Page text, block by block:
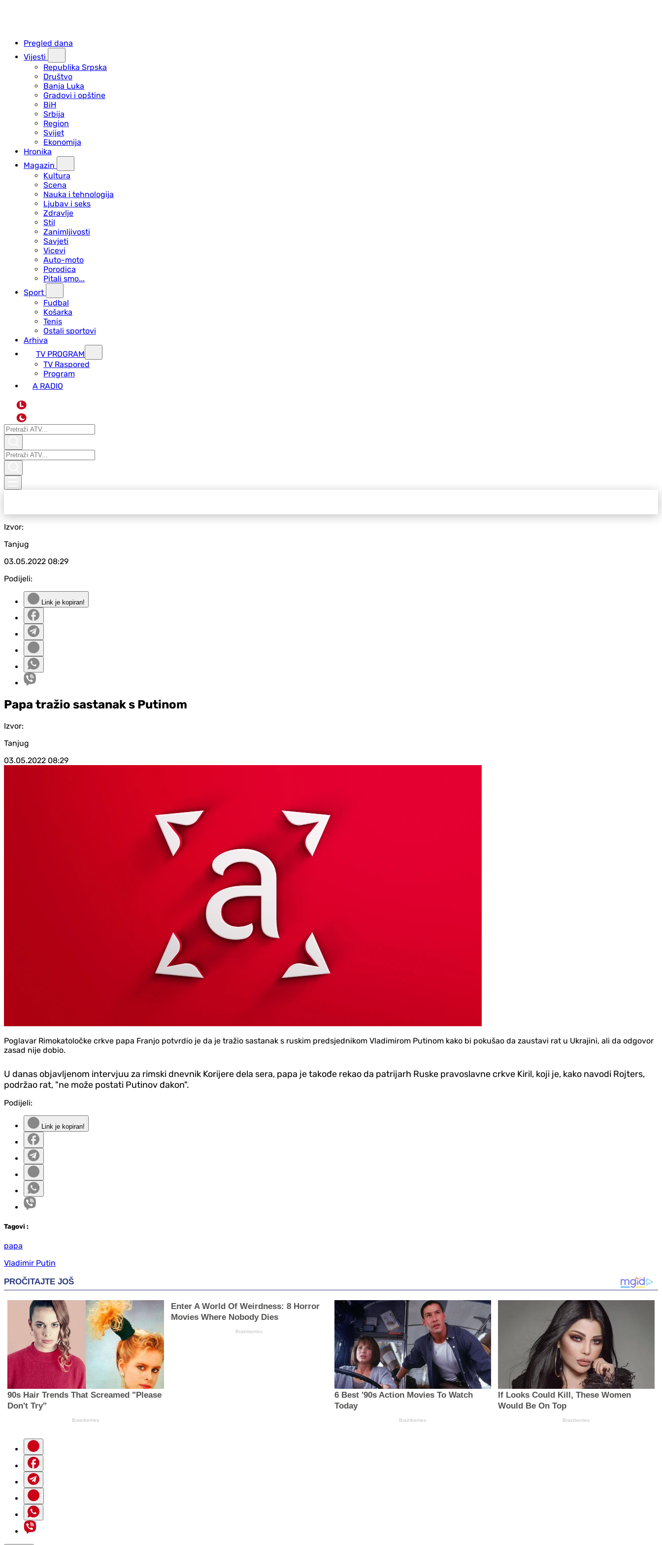
Pregled dana
Vijesti
Republika Srpska
Društvo
Banja Luka
Gradovi i opštine
BiH
Srbija
Region
Svijet
Ekonomija
Hronika
Magazin
Kultura
Scena
Nauka i tehnologija
Ljubav i seks
Zdravlje
Stil
Zanimljivosti
Savjeti
Vicevi
Auto-moto
Porodica
Pitali smo...
Sport
Fudbal
Košarka
Tenis
Ostali sportovi
Arhiva
TV PROGRAM
ТV Raspored
Program
A RADIO
L
Izvor:
Tanjug
03.05.2022 08:29
Podijeli:
Link je kopiran!
Papa tražio sastanak s Putinom
Izvor:
Tanjug
03.05.2022 08:29
Poglavar Rimokatoločke crkve papa Franjo potvrdio je da je tražio sastanak s ruskim predsjednikom Vladimirom Putinom kako bi pokušao da zaustavi rat u Ukrajini, ali da odgovor
zasad nije dobio.
U danas objavljenom intervjuu za rimski dnevnik Korijere dela sera, papa je takođe rekao da patrijarh Ruske pravoslavne crkve Kiril, koji je, kako navodi Rojters,
podržao rat, "ne može postati Putinov đakon".
Podijeli:
Link je kopiran!
Tagovi :
papa
Vladimir Putin